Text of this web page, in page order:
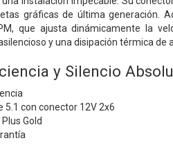
gráficas de última generación.
que ajusta dinámicamente la
y una disipación térmica de
y Silencio
5.1 con conector 12V 2x6
Gold